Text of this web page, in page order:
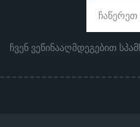
ჩვენ ვეწინააღმდეგებით